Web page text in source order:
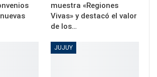
muestra «Regiones
Vivas» y destacó el valor
de los…
JUJUY